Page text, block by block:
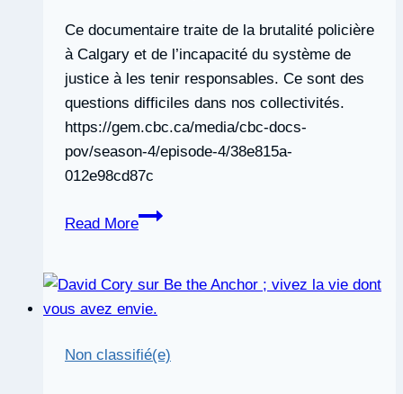
Ce documentaire traite de la brutalité policière
à Calgary et de l’incapacité du système de
justice à les tenir responsables. Ce sont des
questions difficiles dans nos collectivités.
https://gem.cbc.ca/media/cbc-docs-
pov/season-4/episode-4/38e815a-
012e98cd87c
Read More
Documentaire
brutalité
policière
au-
Non classifié(e)